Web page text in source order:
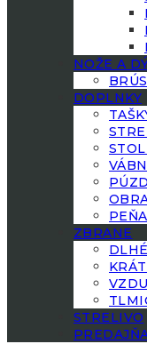
NOŽE A
DOPLNKY
ZBRANE
STRELIVO